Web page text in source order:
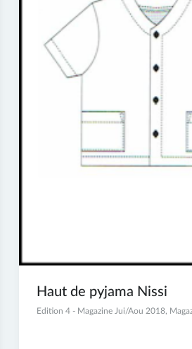
Haut de pyjama Nissi
4
Edition 4 - Magazine Jui/Aou 2018,